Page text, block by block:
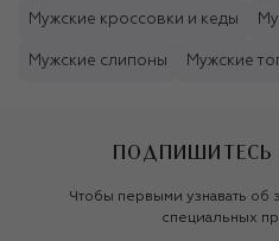
Мужские кроссовки и кеды
Мужские слипоны Мужские
ПОДПИШИТЕСЬ
Чтобы первыми узнавать об
специальных